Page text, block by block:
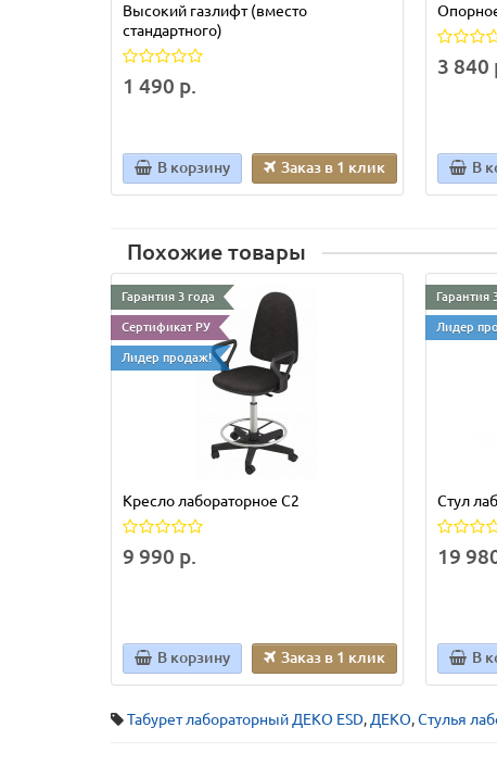
Высокий газлифт (вместо
стандартного)
1 490 р.
В корзину Заказ в 1 клик
3 840
В
Похожие товары
Гарантия 3 года
Сертификат РУ
Лидер продаж!
Кресло лабораторное С2
9 990 р.
В корзину Заказ в 1 клик
Гарантия
Лидер
Стул
19
В
Табурет лабораторный ДЕКО ESD, ДЕКО,Стулья